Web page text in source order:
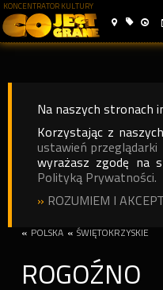
KONCENTRATOR KULTURY
Na naszych stronach
Korzystając z
ustawień przeglądarki
wyrażasz zgodę na
Polityką Prywatności.
» ROZUMIEM I
« POLSKA « ŚWIĘTOKRZYSKIE
ROGOŹNO